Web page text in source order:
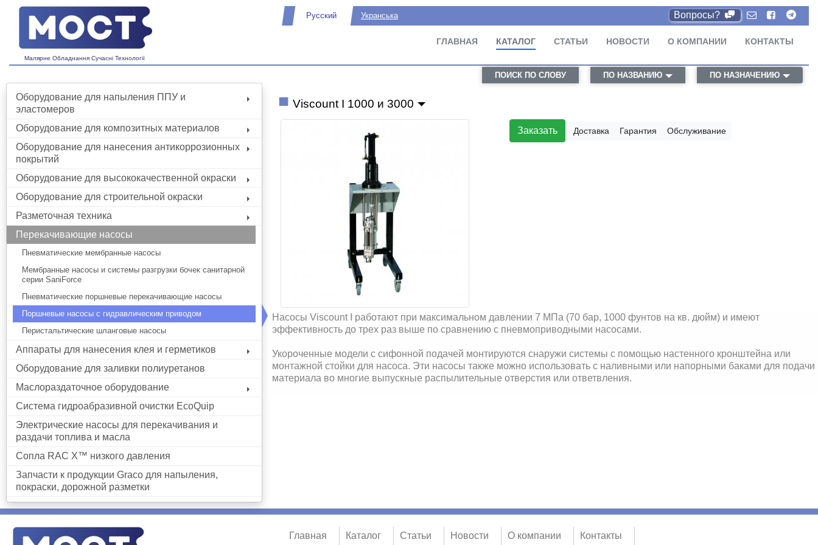
Малярне Обладнання Сучасні Технології
Русский Укранська Вопросы?
ГЛАВНАЯ КАТАЛОГ СТАТЬИ НОВОСТИ О КОМПАНИИ КОНТАКТЫ
ПОИСК ПО СЛОВУ ПО НАЗВАНИЮ ПО НАЗНАЧЕНИЮ
Оборудование для напыления ППУ и
эластомеров
Оборудование для композитных материалов
Оборудование для нанесения антикоррозионных
покрытий
Оборудование для высококачественной окраски
Оборудование для строительной окраски
Разметочная техника
Перекачивающие насосы
Пневматические мембранные насосы
Мембранные насосы и системы разгрузки бочек санитарной
серии SaniForce
Пневматические поршневые перекачивающие насосы
Поршневые насосы с гидравлическим приводом
Перистальтические шланговые насосы
Аппараты для нанесения клея и герметиков
Оборудование для заливки полиуретанов
Маслораздаточное оборудование
Система гидроабразивной очистки EcoQuip
Электрические насосы для перекачивания и
раздачи топлива и масла
Сопла RAC X™ низкого давления
Запчасти к продукции Graco для напыления,
покраски, дорожной разметки
Viscount I 1000 и 3000
Заказать Доставка Гарантия Обслуживание
Насосы Viscount I работают при максимальном давлении 7 МПа (70 бар, 1000 фунтов на кв. дюйм) и имеют
эффективность до трех раз выше по сравнению с пневмоприводными насосами.
Укороченные модели с сифонной подачей монтируются снаружи системы с помощью настенного кронштейна или
монтажной стойки для насоса. Эти насосы также можно использовать с наливными или напорными баками для подачи
материала во многие выпускные распылительные отверстия или ответвления.
Главная Каталог Статьи Новости О компании Контакты